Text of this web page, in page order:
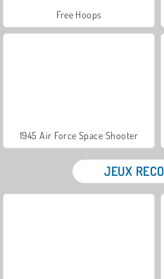
Free Hoops
1945 Air Force Space Shooter
JEUX